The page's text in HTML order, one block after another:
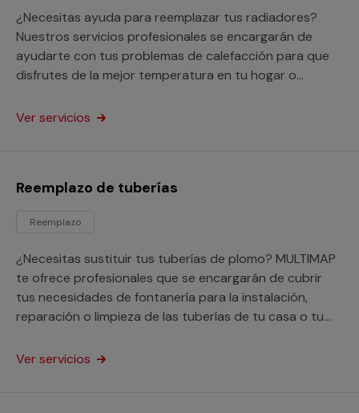
¿Necesitas ayuda para reemplazar tus radiadores?
Nuestros servicios profesionales se encargarán de
ayudarte con tus problemas de calefacción para que
disfrutes de la mejor temperatura en tu hogar o
Ver servicios
Reemplazo de tuberías
Reemplazo
¿Necesitas sustituir tus tuberías de plomo? MULTIMAP
te ofrece profesionales que se encargarán de cubrir
tus necesidades de fontanería para la instalación,
reparación o limpieza de las tuberías de tu casa o tu
Ver servicios